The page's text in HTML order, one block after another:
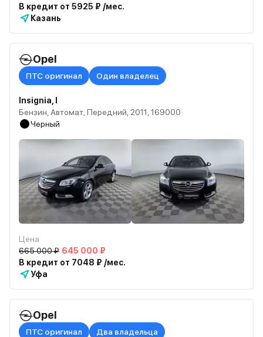
В кредит от 5925 ₽ /мес.
Казань
Opel
ПТС оригинал Один владелец
Insignia, I
Бензин, Автомат, Передний, 2011, 169000
Черный
Цена
665 000 ₽ 645 000 ₽
В кредит от 7048 ₽ /мес.
Уфа
Opel
ПТС оригинал Два владельца